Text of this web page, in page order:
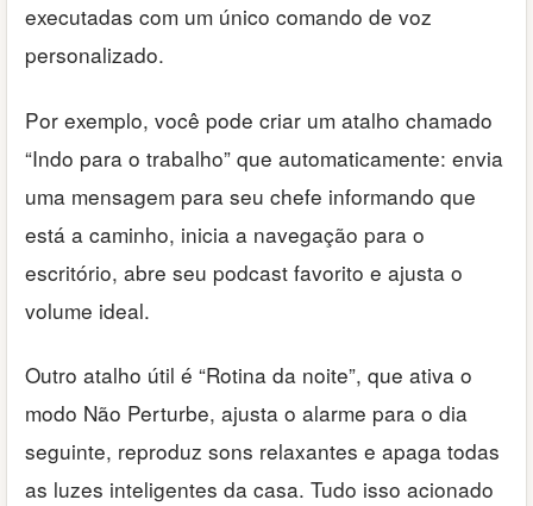
executadas com um único comando de voz
personalizado.
Por exemplo, você pode criar um atalho chamado
“Indo para o trabalho” que automaticamente: envia
uma mensagem para seu chefe informando que
está a caminho, inicia a navegação para o
escritório, abre seu podcast favorito e ajusta o
volume ideal.
Outro atalho útil é “Rotina da noite”, que ativa o
modo Não Perturbe, ajusta o alarme para o dia
seguinte, reproduz sons relaxantes e apaga todas
as luzes inteligentes da casa. Tudo isso acionado